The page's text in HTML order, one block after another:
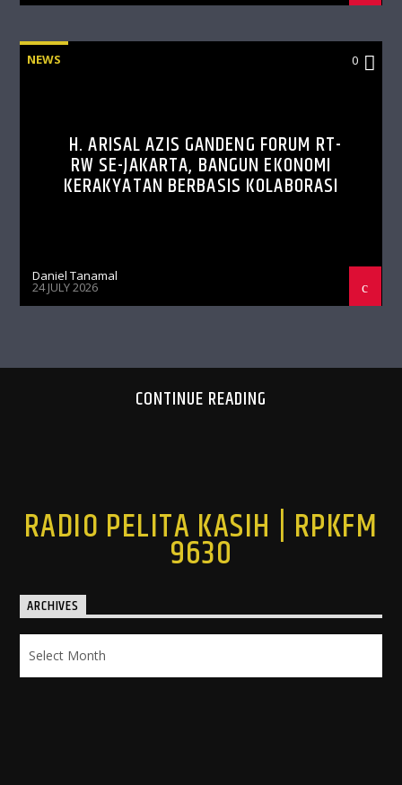
NEWS 0
H. ARISAL AZIS GANDENG FORUM RT-
RW SE-JAKARTA, BANGUN EKONOMI
KERAKYATAN BERBASIS KOLABORASI
Daniel Tanamal
24 JULY 2026
CONTINUE READING
RADIO PELITA KASIH | RPKFM
9630
ARCHIVES